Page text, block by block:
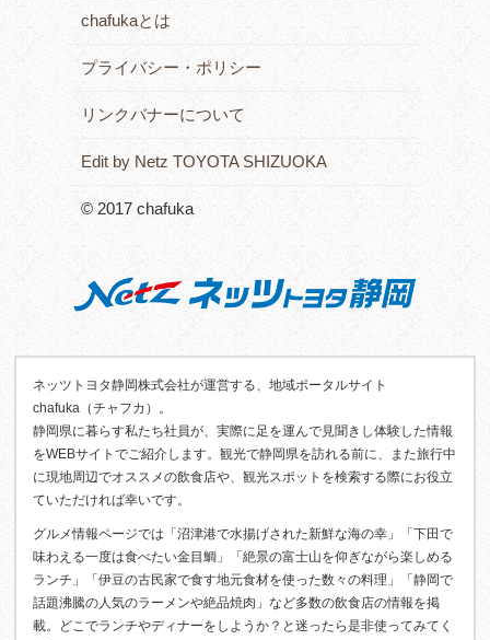
chafukaとは
プライバシー・ポリシー
リンクバナーについて
Edit by Netz TOYOTA SHIZUOKA
© 2017 chafuka
ネッツトヨタ静岡株式会社が運営する、地域ポータルサイト
chafuka（チャフカ）。
静岡県に暮らす私たち社員が、実際に足を運んで見聞きし体験した情報
をWEBサイトでご紹介します。観光で静岡県を訪れる前に、また旅行中
に現地周辺でオススメの飲食店や、観光スポットを検索する際にお役立
ていただければ幸いです。
グルメ情報ページでは「沼津港で水揚げされた新鮮な海の幸」「下田で
味わえる一度は食べたい金目鯛」「絶景の富士山を仰ぎながら楽しめる
ランチ」「伊豆の古民家で食す地元食材を使った数々の料理」「静岡で
話題沸騰の人気のラーメンや絶品焼肉」など多数の飲食店の情報を掲
載。どこでランチやディナーをしようか？と迷ったら是非使ってみてく